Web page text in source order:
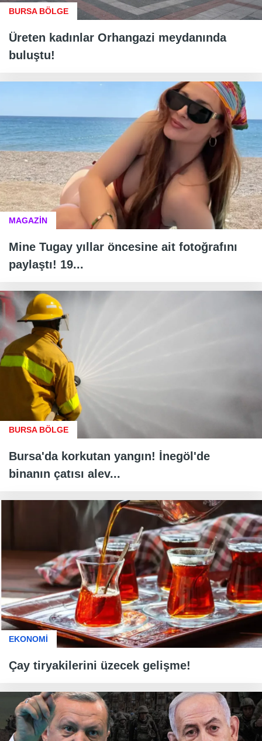
BURSA BÖLGE
Üreten kadınlar Orhangazi meydanında
buluştu!
MAGAZİN
Mine Tugay yıllar öncesine ait fotoğrafını
paylaştı! 19...
BURSA BÖLGE
Bursa'da korkutan yangın! İnegöl'de
binanın çatısı alev...
EKONOMİ
Çay tiryakilerini üzecek gelişme!